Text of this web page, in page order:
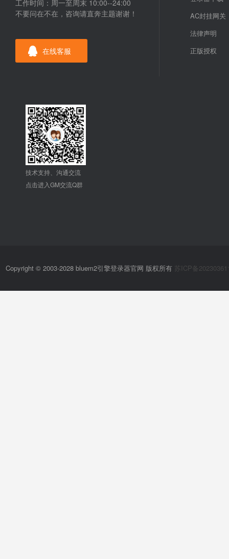
工作时间：周一至周末 10:00--24:00
不要问在不在，咨询请直奔主题谢谢！
在线客服
AC封挂网关
法律声明
正版授权
技术支持、沟通交流
点击进入GM交流Q群
Copyright © 2003-2028 bluem2引擎登录器官网 版权所有 苏ICP备